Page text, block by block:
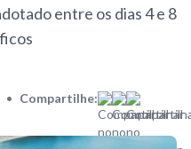
entre os dias 4 e 8
• Compartilhe: